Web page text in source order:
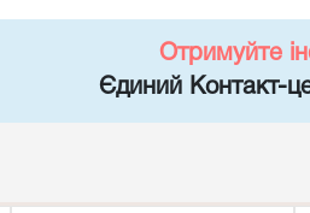
Отримуйте
Єдиний Контакт-